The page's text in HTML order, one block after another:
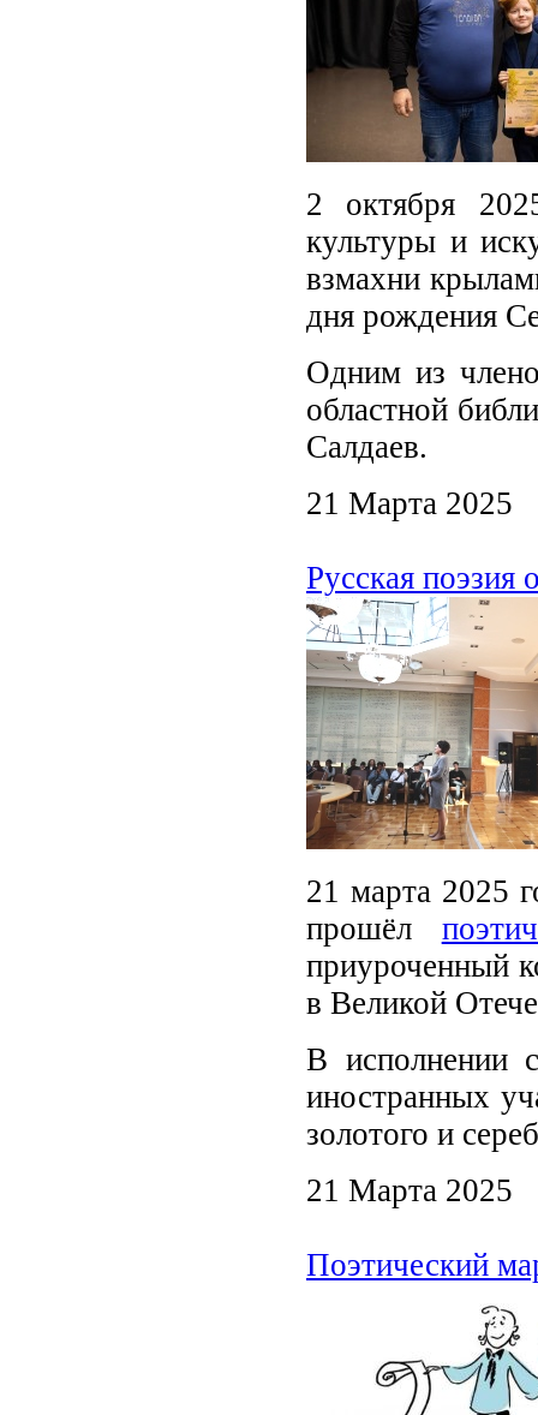
2 октября
культуры и
взмахни
дня рождения
Одним из
областной
Салдаев.
21 Марта 2025
Русская поэзия
21 марта 2025
прошёл
приуроченный
в Великой
В исполнении
иностранных
золотого и
21 Марта 2025
Поэтический